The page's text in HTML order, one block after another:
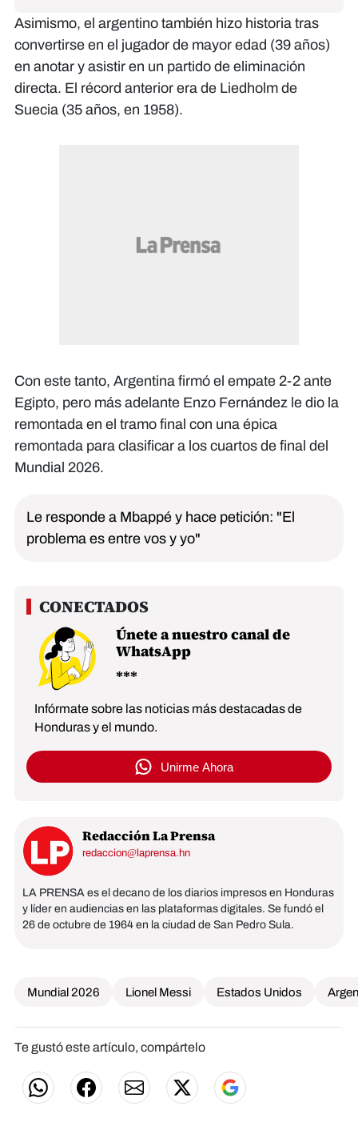
Asimismo, el argentino también hizo historia tras
convertirse en el jugador de mayor edad (39 años)
en anotar y asistir en un partido de eliminación
directa. El récord anterior era de Liedholm de
Suecia (35 años, en 1958).
Con este tanto, Argentina firmó el empate 2-2 ante
Egipto, pero más adelante Enzo Fernández le dio la
remontada en el tramo final con una épica
remontada para clasificar a los cuartos de final del
Mundial 2026.
Le responde a Mbappé y hace petición: "El
problema es entre vos y yo"
Únete a nuestro canal de
WhatsApp
Infórmate sobre las noticias más destacadas de
Honduras y el mundo.
Unirme Ahora
Redacción La Prensa
redaccion@laprensa.hn
LA PRENSA es el decano de los diarios impresos en Honduras
y líder en audiencias en las plataformas digitales. Se fundó el
26 de octubre de 1964 en la ciudad de San Pedro Sula.
Mundial 2026 Lionel Messi Estados Unidos
Te gustó este artículo, compártelo